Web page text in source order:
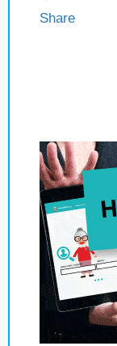
Share